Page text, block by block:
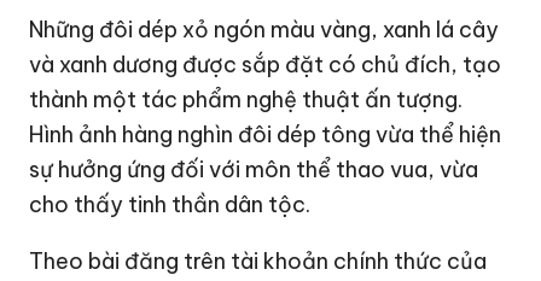
Những đôi dép xỏ ngón màu vàng, xanh lá cây
và xanh dương được sắp đặt có chủ đích, tạo
thành một tác phẩm nghệ thuật ấn tượng.
Hình ảnh hàng nghìn đôi dép tông vừa thể hiện
sự hưởng ứng đối với môn thể thao vua, vừa
cho thấy tinh thần dân tộc.
Theo bài đăng trên tài khoản chính thức của